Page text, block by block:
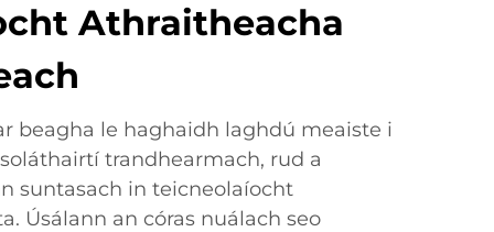
Athraitheacha
beagha le haghaidh laghdú meaiste i
trandhearmach, rud a
suntasach in teicneolaíocht
Úsálann an córas nuálach seo